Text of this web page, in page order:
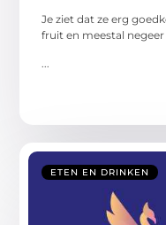
Je ziet dat ze erg
fruit en meestal negeer
...
ETEN EN DRINKEN